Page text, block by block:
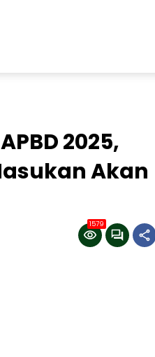
2025,
Akan
1579